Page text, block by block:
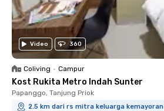
Video 360
Coliving • Campur
Kost Rukita Metro Indah Sunter
Papanggo, Tanjung Priok
2.5 km dari rs mitra keluarga kemayoran